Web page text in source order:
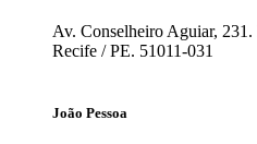
Av. Conselheiro Aguiar, 231.
Recife / PE. 51011-031
João Pessoa